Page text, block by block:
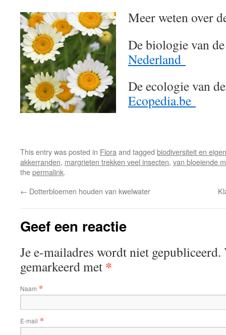
Meer weten over
De biologie van
Nederland
De ecologie van
Ecopedia.be
This entry was posted in Flora and tagged biodiversiteit en
akkerranden, margrieten trekken veel insecten, van bloeiende
thepermalink.
← Dotterbloemen houden van kwelwater
Geef een reactie
Je e-mailadres wordt niet
gemarkeerd met *
Naam *
E-mail *